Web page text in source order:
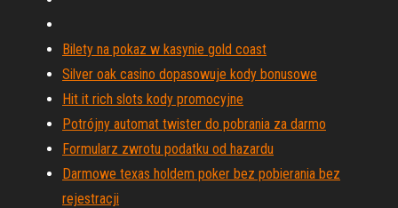
Bilety na pokaz w kasynie gold coast
Silver oak casino dopasowuje kody bonusowe
Hit it rich slots kody promocyjne
Potrójny automat twister do pobrania za darmo
Formularz zwrotu podatku od hazardu
Darmowe texas holdem poker bez pobierania bez
rejestracji